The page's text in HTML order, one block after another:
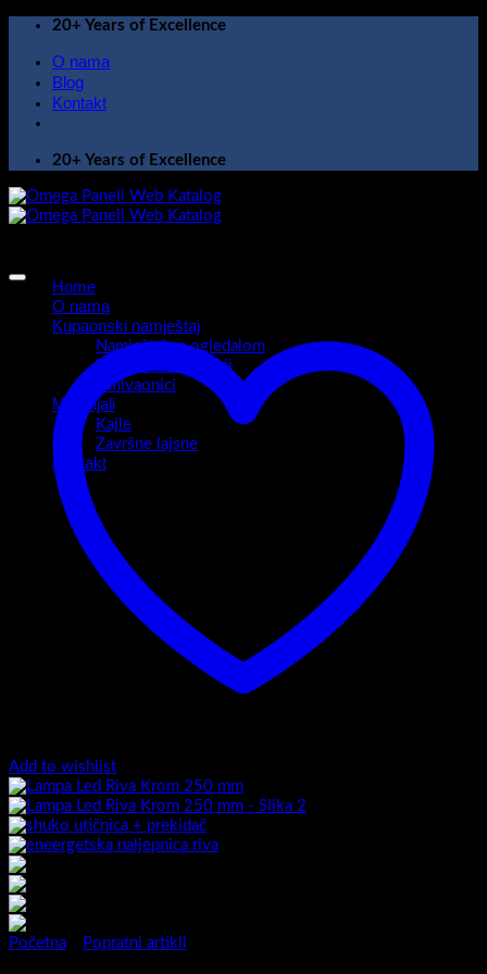
Skip
content
20+ Years of Excellence
O nama
Blog
Kontakt
20+ Years of Excellence
Home
O nama
Kupaonski namještaj
Namještaj sa ogledalom
Kupaonski ormarići
Umivaonici
Materijali
Kajle
Završne lajsne
Kontakt
Add to wishlist
Početna Popratni artikli